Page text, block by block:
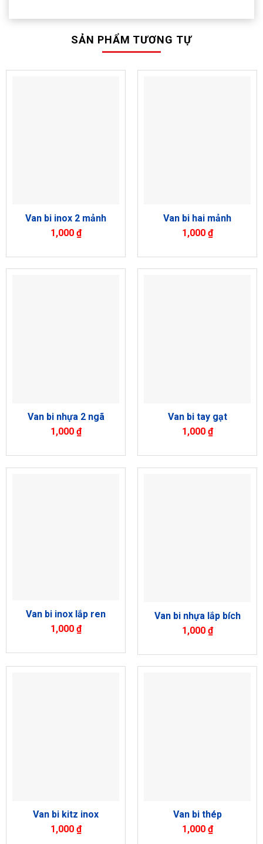
SẢN PHẨM TƯƠNG TỰ
Van bi inox 2 mảnh
1,000 ₫
Van bi hai mảnh
1,000 ₫
Van bi nhựa 2 ngã
1,000 ₫
Van bi tay gạt
1,000 ₫
Van bi inox lắp ren
1,000 ₫
Van bi nhựa lắp bích
1,000 ₫
Van bi kitz inox
1,000 ₫
Van bi thép
1,000 ₫